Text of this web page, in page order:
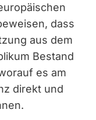
dass
aus dem
Bestand
es am
direkt und